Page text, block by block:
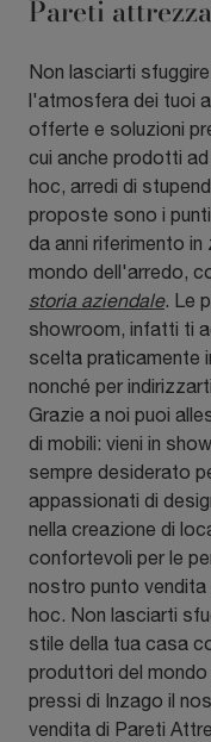
Pareti
Non lasciarti
l'atmosfera dei tuoi
offerte e soluzioni
cui anche prodotti
hoc, arredi di
proposte sono i
da anni riferimento
mondo dell'arredo,
storia aziendale. Le
showroom, infatti ti
scelta praticamente
nonché per
Grazie a noi puoi
di mobili: vieni in
sempre desiderato
appassionati di
nella creazione di
confortevoli per le
nostro punto vendita
hoc. Non lasciarti
stile della tua casa
produttori del
pressi di Inzago il
vendita di Pareti